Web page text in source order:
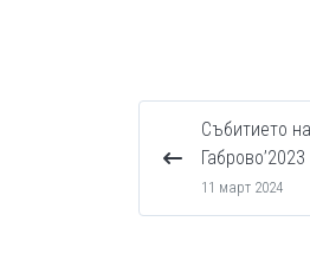
Събитието
11 март 2024